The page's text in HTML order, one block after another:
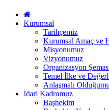
Kurumsal
Tarihçemiz
Kurumsal Amaç ve
Misyonumuz
Vizyonumuz
Organizasyon
Temel İlke ve
Anlaşmalı
İdari Kadromuz
Başhekim